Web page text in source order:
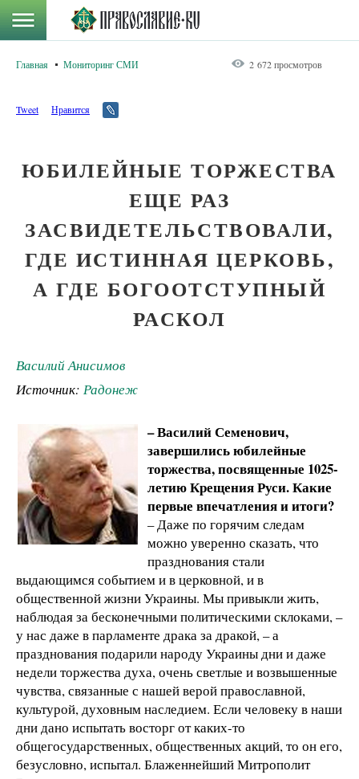
Главная Мониторинг СМИ 2 672 просмотров
Tweet Нравится
ЮБИЛЕЙНЫЕ ТОРЖЕСТВА
ЕЩЕ РАЗ
ЗАСВИДЕТЕЛЬСТВОВАЛИ,
ГДЕ ИСТИННАЯ ЦЕРКОВЬ,
А ГДЕ БОГООТСТУПНЫЙ
РАСКОЛ
Василий Анисимов
Источник: Радонеж
– Василий Семенович,
завершились юбилейные
торжества, посвященные 1025-
летию Крещения Руси. Какие
первые впечатления и итоги?
– Даже по горячим следам
можно уверенно сказать, что
празднования стали
выдающимся событием и в церковной, и в
общественной жизни Украины. Мы привыкли жить,
наблюдая за бесконечными политическими склоками, –
у нас даже в парламенте драка за дракой, – а
празднования подарили народу Украины дни и даже
недели торжества духа, очень светлые и возвышенные
чувства, связанные с нашей верой православной,
культурой, духовным наследием. Если человеку в наши
дни дано испытать восторг от каких-то
общегосударственных, общественных акций, то он его,
безусловно, испытал. Блаженнейший Митрополит